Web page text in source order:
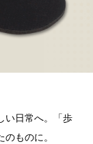
い日常へ。「歩
ものに。